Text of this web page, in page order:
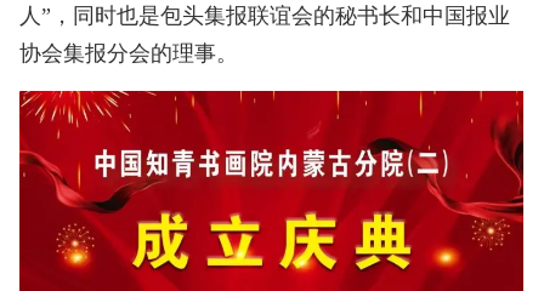
人”，同时也是包头集报联谊会的秘书长和中国报业
协会集报分会的理事。